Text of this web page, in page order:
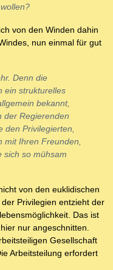
von den Winden dahin
nun einmal für gut
Denn die
ein strukturelles
bekannt,
der Regierenden
den Privilegierten,
mit Ihren Freunden,
sich so mühsam
von den euklidischen
Privilegien entzieht der
Das ist
nur angeschnitten.
Gesellschaft
Arbeitsteilung erfordert